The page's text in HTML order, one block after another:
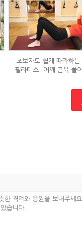
초보자도 쉽게 따라하는
필라테스 –어깨 근육 풀